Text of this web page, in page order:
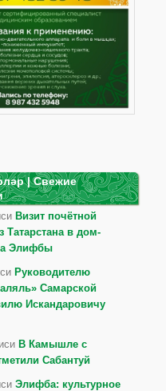
| Свежие
Визит почётной
Татарстана в дом-
Элифбы
Руководителю
Самарской
Искандаровичу
В Камышле с
Сабантуй
Элифба: культурное